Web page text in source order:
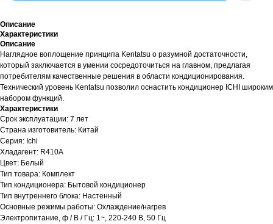
Описание
Характеристики
Описание
Наглядное воплощение принципа Kentatsu о разумной достаточности,
который заключается в умении сосредоточиться на главном, предлагая
потребителям качественные решения в области кондиционирования.
Технический уровень Kentatsu позволил оснастить кондиционер ICHI широким
набором функций.
Характеристики
Срок эксплуатации: 7 лет
Страна изготовитель: Китай
Серия: Ichi
Хладагент: R410A
Цвет: Белый
Тип товара: Комплект
Тип кондиционера: Бытовой кондиционер
Тип внутреннего блока: Настенный
Основные режимы работы: Охлаждение/нагрев
Электропитание, ф / В / Гц: 1~, 220-240 В, 50 Гц